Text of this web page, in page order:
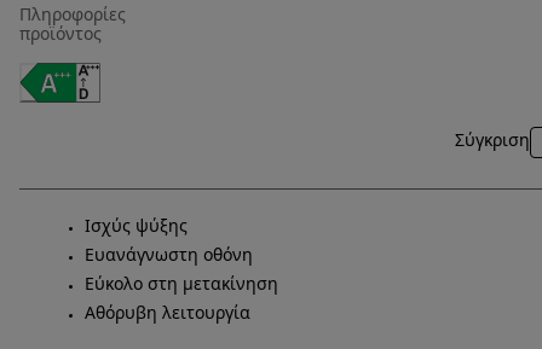
Πληροφορίες
προϊόντος
Σύγκριση
Ισχύς ψύξης
Ευανάγνωστη οθόνη
Εύκολο στη μετακίνηση
Αθόρυβη λειτουργία